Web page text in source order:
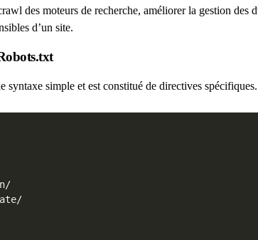
des moteurs de recherche, améliorer la gestion des
d’un site.
syntaxe simple et est constitué de directives